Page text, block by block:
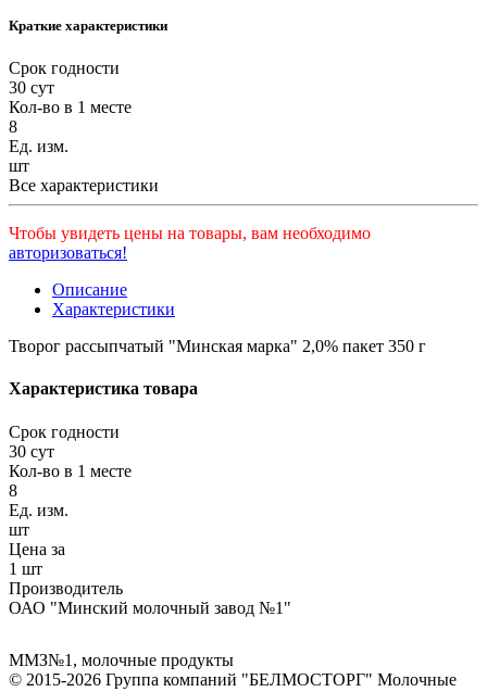
Краткие характеристики
Срок годности
30 сут
Кол-во в 1 месте
8
Ед. изм.
шт
Все характеристики
Чтобы увидеть цены на товары, вам необходимо
авторизоваться!
Описание
Характеристики
Творог рассыпчатый "Минская марка" 2,0% пакет 350 г
Характеристика товара
Срок годности
30 сут
Кол-во в 1 месте
8
Ед. изм.
шт
Цена за
1 шт
Производитель
ОАО "Минский молочный завод №1"
ММЗ№1 , молочные продукты
© 2015-2026 Группа компаний "БЕЛМОСТОРГ" Молочные